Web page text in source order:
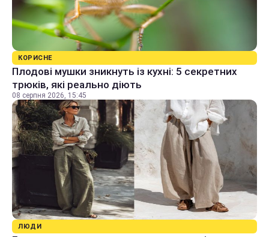
КОРИСНЕ
Плодові мушки зникнуть із кухні: 5 секретних
трюків, які реально діють
08 серпня 2026, 15:45
ЛЮДИ